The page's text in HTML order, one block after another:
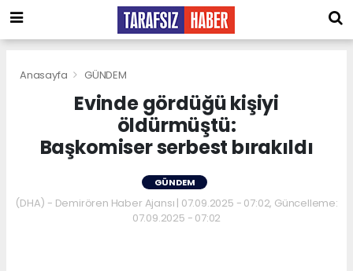
Anasayfa GÜNDEM
Evinde gördüğü kişiyi
öldürmüştü:
Başkomiser serbest bırakıldı
GÜNDEM
(DHA) - Demirören Haber Ajansı | 07.09.2025 - 07:02, Güncelleme:
07.09.2025 - 07:02